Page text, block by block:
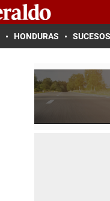
HONDURAS SUCESOS